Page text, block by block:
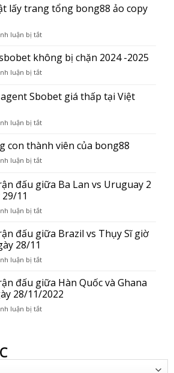
hiện
đảo
hiện
đài
hotline
–
trợ
Agent
giao
lấy trang tổng bong88 ảo copy
luận bị tắtở
tần
lấy
tổng
bong88
copy
không bị chặn 2024 -2025
luận bị tắtở
vào
sbobet
bị
2024
Sbobet giá thấp tại Việt
luận bị tắtở
tổng
Sbobet
thấp
Nam
con thành viên của bong88
luận bị tắtở
trang
con
viên
bong88
đấu giữa Ba Lan vs Uruguay 2
11
luận bị tắtở
kèo
trận
giữa
Lan
vs
2
đấu giữa Brazil vs Thụy Sĩ giờ
28/11
luận bị tắtở
kèo
trận
đấu
giữa
giờ
đấu giữa Hàn Quốc và Ghana
28/11/2022
luận bị tắtở
giữa